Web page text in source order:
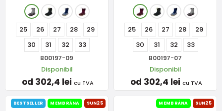
25 26 27 28
29
30
31 32 33
B00197-09
Disponibil
od 302,4 lei cu TVA
25 26 27 28
29
30
31 32 33
B00197-07
Disponibil
od 302,4 lei cu TVA
BESTSELLER MEMBRÁNA SUN25 MEMBRÁNA SUN25